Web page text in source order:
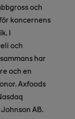
och
koncernens
I
och
har
och en
Axfoods
AB.